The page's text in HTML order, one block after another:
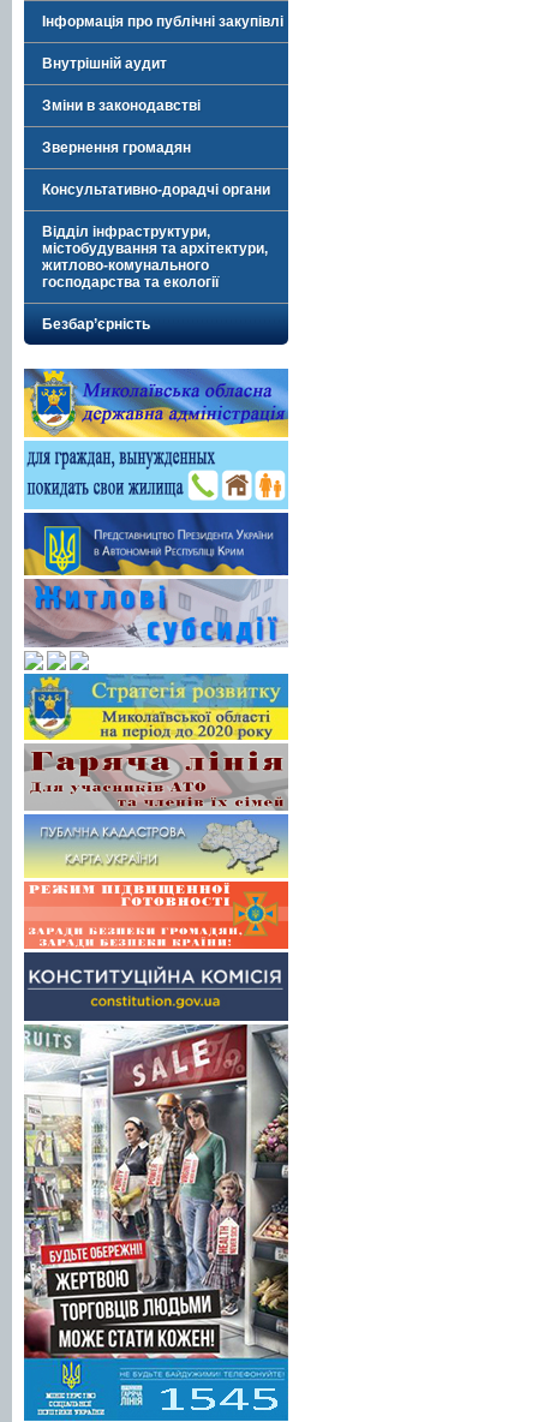
Інформація про публічні закупівлі
Внутрішній аудит
Зміни в законодавстві
Звернення громадян
Консультативно-дорадчі органи
Відділ інфраструктури,
містобудування та архітектури,
житлово-комунального
господарства та екології
Безбар’єрність